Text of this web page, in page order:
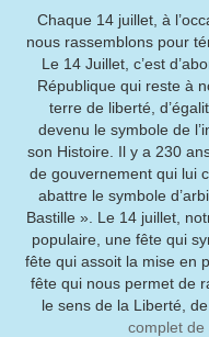
Chaque 14 juillet, à
nous rassemblons pour
Le 14 Juillet, c’est
République qui reste à
terre de liberté,
devenu le symbole de
son Histoire. Il y a 230
de gouvernement qui lui
abattre le symbole
Bastille ». Le 14 juillet,
populaire, une fête qui
fête qui assoit la mise en
fête qui nous permet de
le sens de la Liberté,
complet de